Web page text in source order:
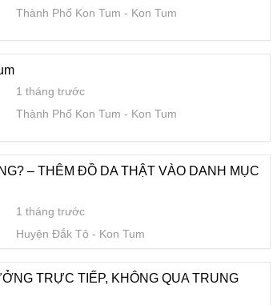
KHÔNG QUA TRUNG GIAN –
1 tháng trước
– ĐỒ DA THẬT BỀN ĐẸP –
1 tháng trước
Huyện Kon Plông Kon Tum
vào ở ngay
1 tháng trước
Thành Phố Kon Tum
Thành Phố Kon Tum Kon Tum
1 tháng trước
Thành Phố Kon Tum Kon Tum
– THÊM ĐỒ DA THẬT VÀO DANH MỤC
1 tháng trước
Huyện Đắk Tô Kon Tum
TRỰC TIẾP, KHÔNG QUA TRUNG